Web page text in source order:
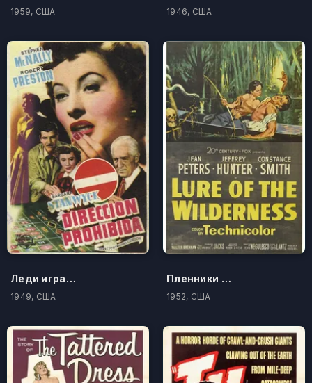
1959, США 1946, США
Леди играет в азартные игры
1949, США
Пленники болот
1952, США